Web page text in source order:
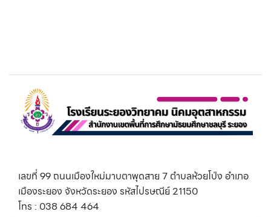
เลขที่ 99 ถนนเมืองใหม่มาบตาพุดสาย 7 ตำบลห้วยโป่ง อำเภอ
เมืองระยอง จังหวัดระยอง รหัสไปรษณีย์ 21150
โทร : 038 684 464